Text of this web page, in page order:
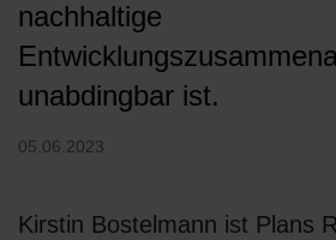
nachhaltige
unabdingbar ist.
05.06.2023
Kirstin Bostelmann ist Plans